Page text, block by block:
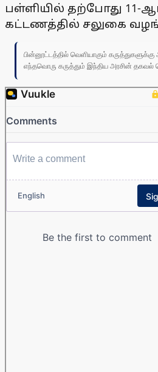
பள்ளியில் தற்போது 11-
கட்டணத்தில் சலுகை
பின்னூட்டத்தில் வெளியாகும்
எந்தவொரு கருத்தும் இந்திய அரசின் தகவல்